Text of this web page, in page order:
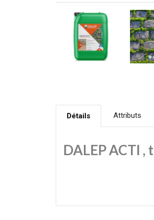
Détails Attributs
DALEP ACTI
professionnelle agit